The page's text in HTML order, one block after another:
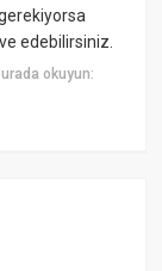
edebilirsiniz.
okuyun: